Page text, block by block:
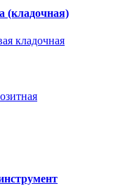
(кладочная)
кладочная